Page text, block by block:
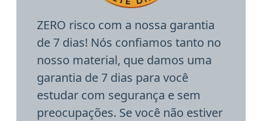
ZERO risco com a nossa garantia
de 7 dias! Nós confiamos tanto no
nosso material, que damos uma
garantia de 7 dias para você
estudar com segurança e sem
preocupações. Se você não estiver